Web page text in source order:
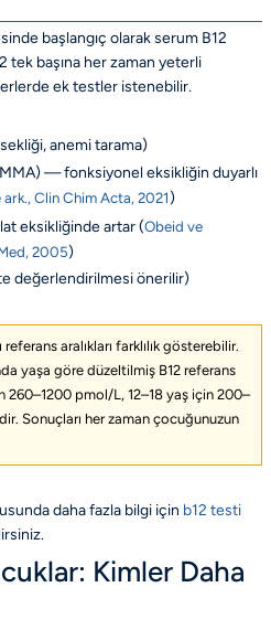
başlangıç olarak serum B12
tek başına her zaman yeterli
ek testler istenebilir.
anemi tarama)
— fonksiyonel eksikliğin duyarlı
Clin Chim Acta, 2021)
eksikliğinde artar (Obeid ve
2005)
değerlendirilmesi önerilir)
aralıkları farklılık gösterebilir.
yaşa göre düzeltilmiş B12 referans
260–1200 pmol/L, 12–18 yaş için 200–
Sonuçları her zaman çocuğunuzun
daha fazla bilgi için b12 testi
Kimler Daha